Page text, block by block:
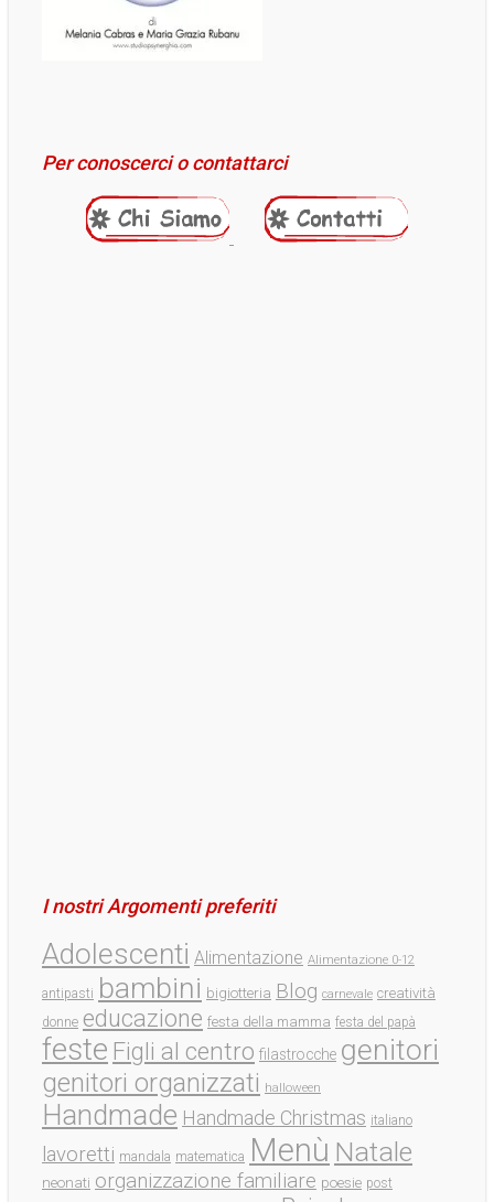
Per conoscerci o contattarci
I nostri Argomenti preferiti
Adolescenti Alimentazione Alimentazione 0-12
antipasti bambini bigiotteria Blog carnevale creatività
donne educazione festa della mamma festa del papà
feste Figli al centro filastrocche genitori
genitori organizzati halloween
Handmade Handmade Christmas italiano
lavoretti mandala matematica Menù Natale
neonati organizzazione familiare poesie post